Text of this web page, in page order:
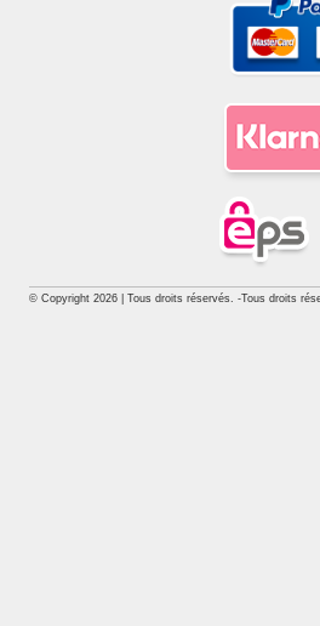
© Copyright 2026 | Tous droits réservés. -Tous droits